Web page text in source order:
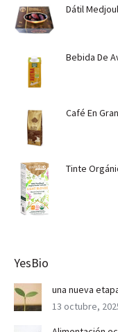
Dátil
Bebida De
Café En
Tinte
YesBio
una nueva
13 octubre,